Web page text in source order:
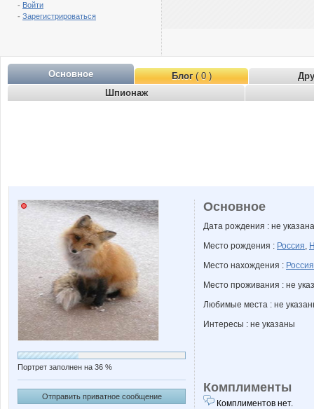
- Войти
- Зарегистрироваться
Основное Блог( 0 )
Шпионаж
Портрет заполнен на 36 %
Отправить приватное сообщение
Основное
Дата рождения : не указана
Место рождения : Россия,
Место нахождения : Россия
Место проживания : не
Любимые места : не
Интересы : не указаны
Комплименты
Комплиментов нет.